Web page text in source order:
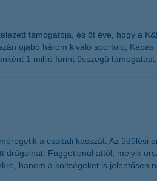
támogatója, és öt éve, hogy a
újabb három kiváló sportoló,
1 millió forint összegű támogatást.
a családi kasszát. Az
Függetlenül attól, melyik
hanem a költségeket is jelentősen